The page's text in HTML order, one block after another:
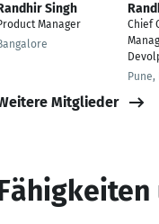
Singh
Manager
Chief
Pune,
Mitglieder